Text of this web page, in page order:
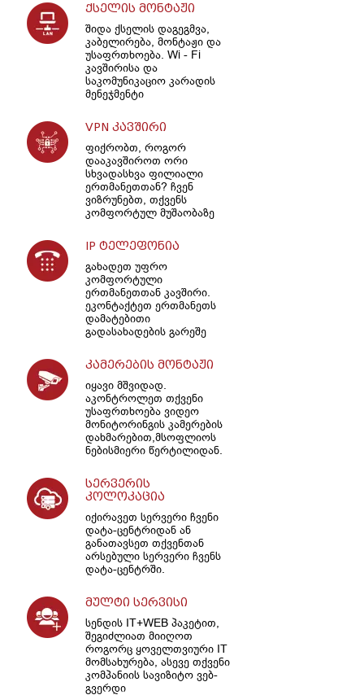
ქსელის მონტაჟი
შიდა ქსელის დაგეგმვა,
კაბელირება, მონტაჟი და
უსაფრთხოება. Wi - Fi
კავშირისა და
საკომუნიკაციო კარადის
მენეჯმენტი
VPN კავშირი
ფიქრობთ, როგორ
დააკავშიროთ ორი
სხვადასხვა ფილიალი
ერთმანეთთან? ჩვენ
ვიზრუნებთ, თქვენს
კომფორტულ მუშაობაზე
IP ტელეფონია
გახადეთ უფრო
კომფორტული
ერთმანეთთან კავშირი.
ეკონტაქტეთ ერთმანეთს
დამატებითი
გადასახადების გარეშე
კამერების მონტაჟი
იყავი მშვიდად.
აკონტროლეთ თქვენი
უსაფრთხოება ვიდეო
მონიტორინგის კამერების
დახმარებით,მსოფლიოს
ნებისმიერი წერტილიდან.
სერვერის
კოლოკაცია
იქირავეთ სერვერი ჩვენი
დატა-ცენტრიდან ან
განათავსეთ თქვენთან
არსებული სერვერი ჩვენს
დატა-ცენტრში.
მულტი სერვისი
სენდის IT+WEB პაკეტით,
შეგიძლიათ მიიღოთ
როგორც ყოველთვიური IT
მომსახურება, ასევე თქვენი
კომპანიის სავიზიტო ვებ-
გვერდი